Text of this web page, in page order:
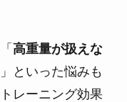
高重量が扱えな
」といった悩みも
レーニング効果